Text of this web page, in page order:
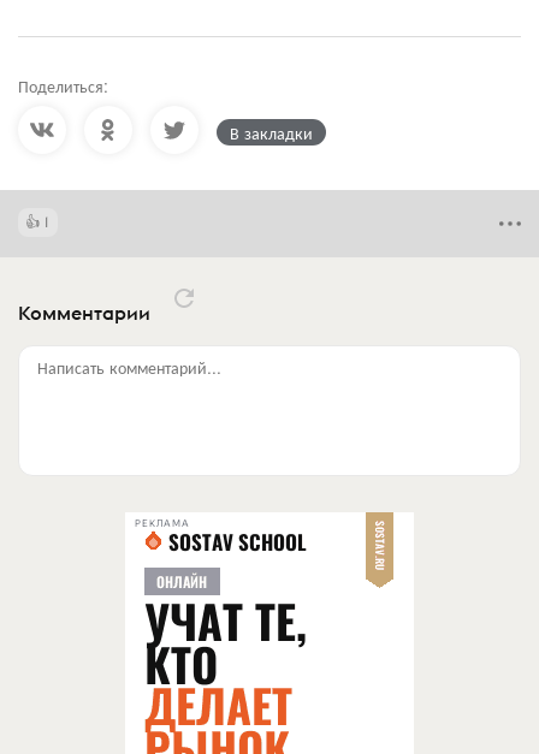
Поделиться:
В закладки
1
Комментарии
Написать комментарий...
РЕКЛАМА